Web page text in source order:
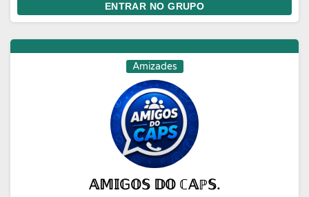
ENTRAR NO GRUPO
Amizades
𝔸𝕄𝕀𝔾𝕆𝕊 𝔻𝕆 ℂ𝔸ℙ𝕊.